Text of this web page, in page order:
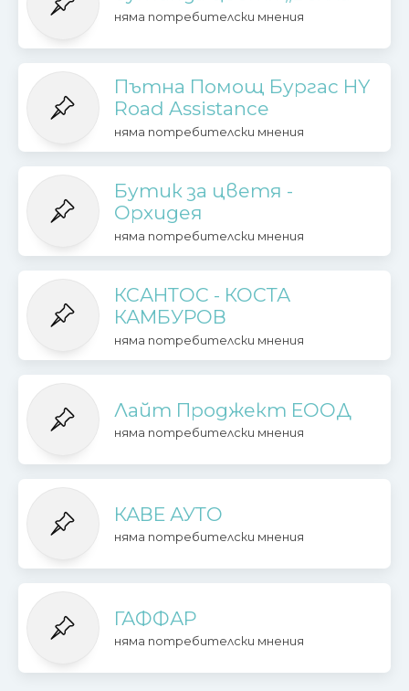
няма потребителски мнения
Пътна Помощ Бургас HY
Road Assistance
няма потребителски мнения
Бутик за цветя -
Орхидея
няма потребителски мнения
КСАНТОС - КОСТА
КАМБУРОВ
няма потребителски мнения
Лайт Проджект ЕООД
няма потребителски мнения
КАВЕ АУТО
няма потребителски мнения
ГАФФАР
няма потребителски мнения